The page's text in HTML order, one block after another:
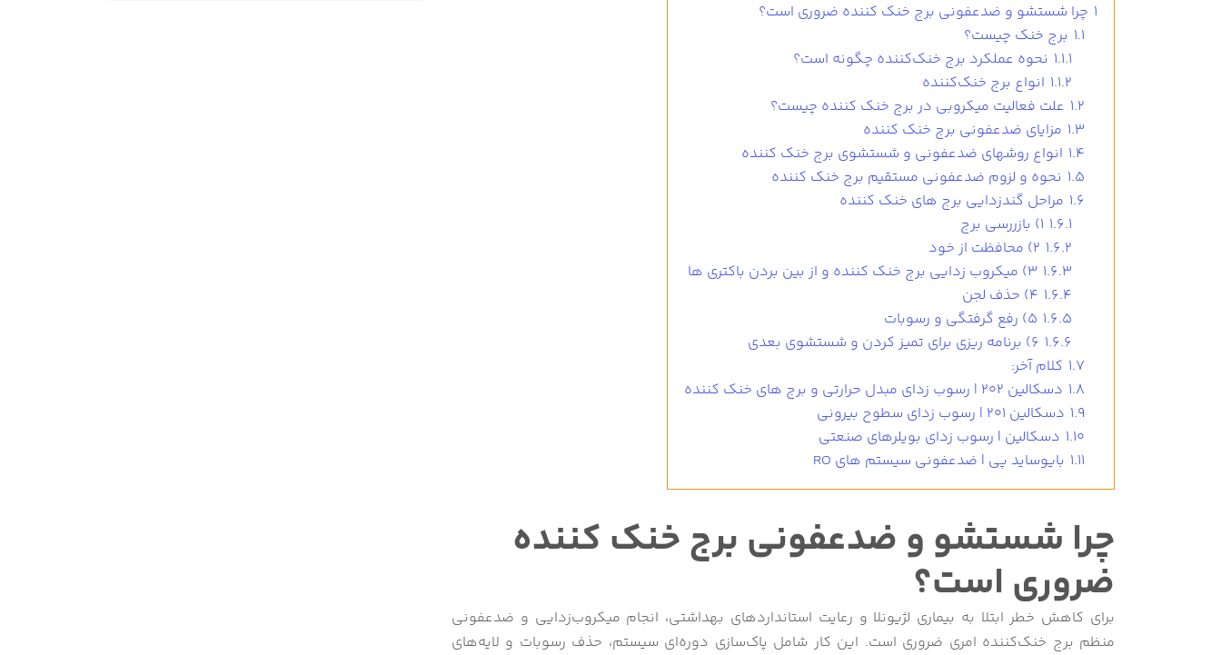
1 چرا شستشو و ضدعفونی برج خنک کننده ضروری است؟
1.1 برج خنک چیست؟
1.1.1 نحوه عملکرد برج خنک‌کننده چگونه است؟
1.1.2 انواع برج خنک‌کننده
1.2 علت فعالیت میکروبی در برج خنک کننده چیست؟
1.3 مزایای ضدعفونی برج خنک کننده
1.4 انواع روشهای ضدعفونی و شستشوی برج خنک کننده
1.5 نحوه و لزوم ضدعفونی مستقیم برج خنک کننده
1.6 مراحل گندزدایی برج های خنک کننده
1.6.1 1) بازررسی برج
1.6.2 2) محافظت از خود
1.6.3 3) میکروب زدایی برج خنک کننده و از بین بردن باکتری ها
1.6.4 4) حذف لجن
1.6.5 5) رفع گرفتگی و رسوبات
1.6.6 6) برنامه ریزی برای تمیز کردن و شستشوی بعدی
1.7 کلام آخر:
1.8 دسکالین 202 | رسوب زدای مبدل حرارتی و برج های خنک کننده
1.9 دسکالین 201 | رسوب زدای سطوح بیرونی
1.10 دسکالین | رسوب زدای بویلرهای صنعتی
1.11 بایوساید پی | ضدعفونی سیستم های RO
چرا شستشو و ضدعفونی برج خنک کننده
ضروری است؟
برای کاهش خطر ابتلا به بیماری لژیونلا و رعایت استانداردهای بهداشتی، انجام میکروب‌زدایی و ضدعفونی
منظم برج خنک‌کننده امری ضروری است. این کار شامل پاک‌سازی دوره‌ای سیستم، حذف رسوبات و لایه‌های